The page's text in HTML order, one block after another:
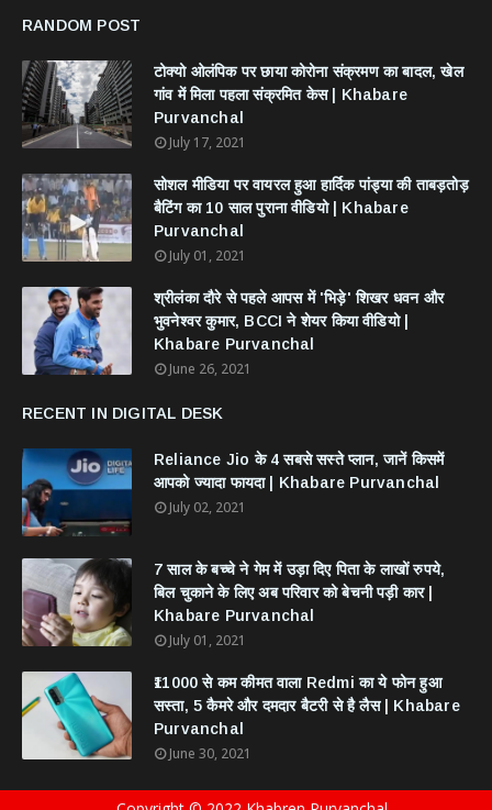
RANDOM POST
टोक्यो ओलंपिक पर छाया कोरोना संक्रमण का बादल, खेल
गांव में मिला पहला संक्रमित केस | Khabare
Purvanchal
July 17, 2021
सोशल मीडिया पर वायरल हुआ हार्दिक पांड्या की ताबड़तोड़
बैटिंग का 10 साल पुराना वीडियो | Khabare
Purvanchal
July 01, 2021
श्रीलंका दौरे से पहले आपस में 'भिड़े' शिखर धवन और
भुवनेश्वर कुमार, BCCI ने शेयर किया वीडियो |
Khabare Purvanchal
June 26, 2021
RECENT IN DIGITAL DESK
Reliance Jio के 4 सबसे सस्ते प्लान, जानें किसमें
आपको ज्यादा फायदा | Khabare Purvanchal
July 02, 2021
7 साल के बच्चे ने गेम में उड़ा दिए पिता के लाखों रुपये,
बिल चुकाने के लिए अब परिवार को बेचनी पड़ी कार |
Khabare Purvanchal
July 01, 2021
₹11000 से कम कीमत वाला Redmi का ये फोन हुआ
सस्ता, 5 कैमरे और दमदार बैटरी से है लैस | Khabare
Purvanchal
June 30, 2021